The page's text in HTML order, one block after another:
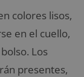
colores lisos,
en el cuello,
Los
presentes,